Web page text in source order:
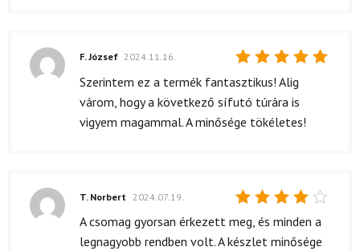
Értékelés:
F. József 2024.11.16.
Szerintem ez a termék fantasztikus! Alig
várom, hogy a következő sífutó túrára is
vigyem magammal. A minősége tökéletes!
Értékelés:
/ 5
T. Norbert 2024.07.19.
A csomag gyorsan érkezett meg, és minden a
legnagyobb rendben volt. A készlet minősége